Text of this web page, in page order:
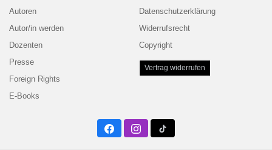
Autoren
Autor/in werden
Dozenten
Presse
Foreign Rights
E-Books
Datenschutzerklärung
Widerrufsrecht
Copyright
Vertrag widerrufen
FacebookInstagramTwitter